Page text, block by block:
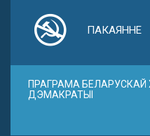
ПАКАЯННЕ
ПРАГРАМА БЕЛАРУСКАЙ
ДЭМАКРАТЫІ